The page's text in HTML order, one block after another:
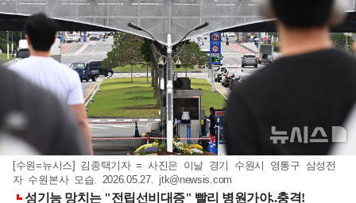
[수원=뉴시스] 김종택기자 = 사진은 이날 경기 수원시 영통구 삼성전
자 수원본사 모습. 2026.05.27. jtk@newsis.com